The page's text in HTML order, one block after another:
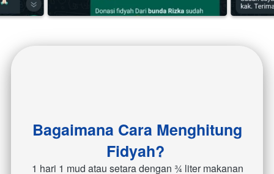
Bagaimana Cara Menghitung
Fidyah?